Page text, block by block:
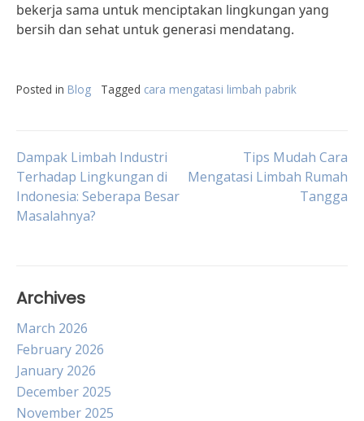
bekerja sama untuk menciptakan lingkungan yang
bersih dan sehat untuk generasi mendatang.
Posted in Blog Tagged cara mengatasi limbah pabrik
Post
navigation
Dampak Limbah Industri
Terhadap Lingkungan di
Indonesia: Seberapa Besar
Masalahnya?
Tips Mudah Cara
Mengatasi Limbah Rumah
Tangga
Archives
March 2026
February 2026
January 2026
December 2025
November 2025